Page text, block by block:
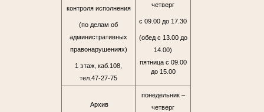
контроля исполнения
(по делам об
административных
правонарушениях)
1 этаж, каб.108,
тел.47-27-75
четверг
с 09.00 до 17.30
(обед с 13.00 до
14.00)
пятница с 09.00
до 15.00
Архив
понедельник –
четверг